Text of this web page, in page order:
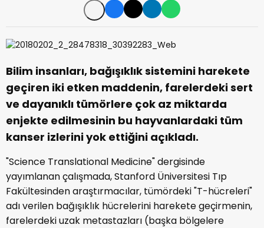
Bilim insanları, bağışıklık sistemini harekete
geçiren iki etken maddenin, farelerdeki sert
ve dayanıklı tümörlere çok az miktarda
enjekte edilmesinin bu hayvanlardaki tüm
kanser izlerini yok ettiğini açıkladı.
"Science Translational Medicine" dergisinde
yayımlanan çalışmada, Stanford Üniversitesi Tıp
Fakültesinden araştırmacılar, tümördeki "T-hücreleri"
adı verilen bağışıklık hücrelerini harekete geçirmenin,
farelerdeki uzak metastazları (başka bölgelere